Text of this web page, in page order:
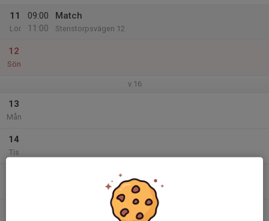
11
Lör
09:00
11:00
Match
Stenstorpsvägen 12
12
Sön
v.16
13
Mån
14
Tis
Östergårdshallen